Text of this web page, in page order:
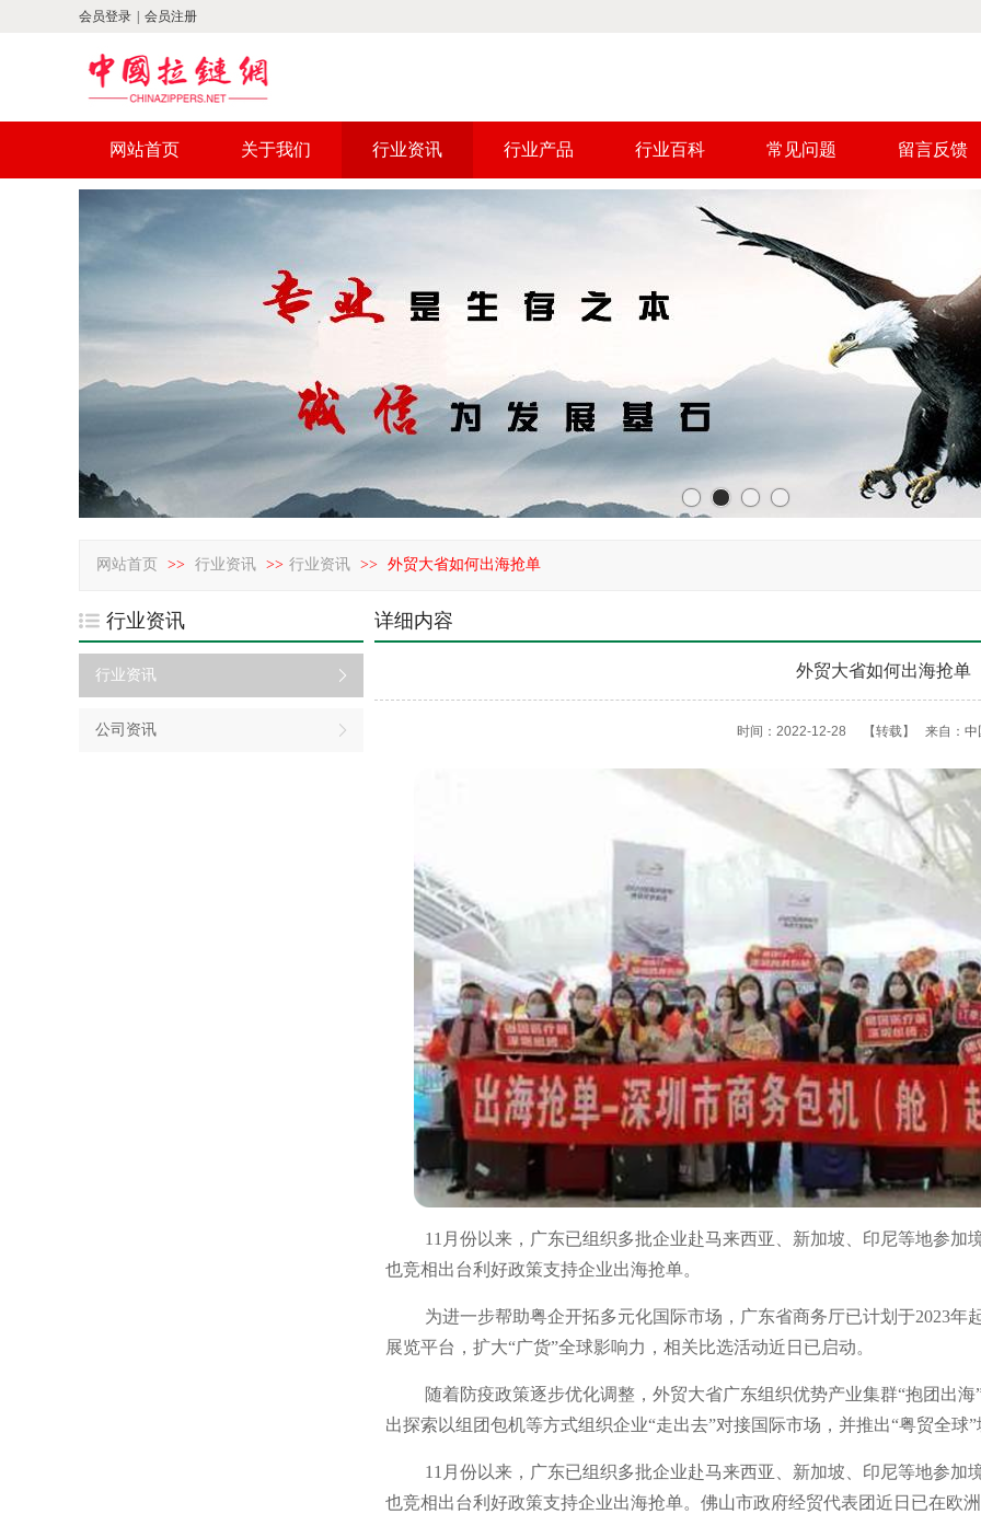
会员登录 会员注册
网站首页 关于我们 行业资讯 行业产品 行业百科 常见问题 留言反馈
网站首页 >> 行业资讯 >> 行业资讯 >> 外贸大省如何出海抢单
行业资讯
行业资讯
公司资讯
详细内容
外贸大省如何出海抢单
时间：2022-12-28 【转载】 来自： 中
11月份以来，广东已组织多批企业赴马来西亚、新加坡、印尼等地参
也竞相出台利好政策支持企业出海抢单。
为进一步帮助粤企开拓多元化国际市场，广东省商务厅已计划于2023年
展览平台，扩大“广货”全球影响力，相关比选活动近日已启动。
随着防疫政策逐步优化调整，外贸大省广东组织优势产业集群“抱团出
出探索以组团包机等方式组织企业“走出去”对接国际市场，并推出“粤贸全
11月份以来，广东已组织多批企业赴马来西亚、新加坡、印尼等地参
也竞相出台利好政策支持企业出海抢单。佛山市政府经贸代表团近日已在欧